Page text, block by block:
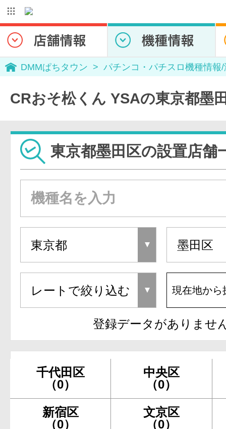
DMMぱちタウン パチンコ・パチスロ機種情報
CRおそ松くん YSAの東京都墨
東京都墨田区の設置店舗
現在地から
登録データがありませ
千代田区
（0）
中央区
（0）
新宿区
（0）
文京区
（0）